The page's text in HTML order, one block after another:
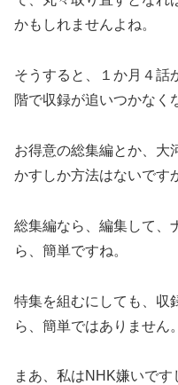
かもしれませんよね。
そうすると、１か月４話
階で収録が追いつかなく
お得意の総集編とか、大
かすしか方法はないです
総集編なら、編集して、
ら、簡単ですね。
特集を組むにしても、収
ら、簡単ではありません。
まあ、私はNHK嫌いで